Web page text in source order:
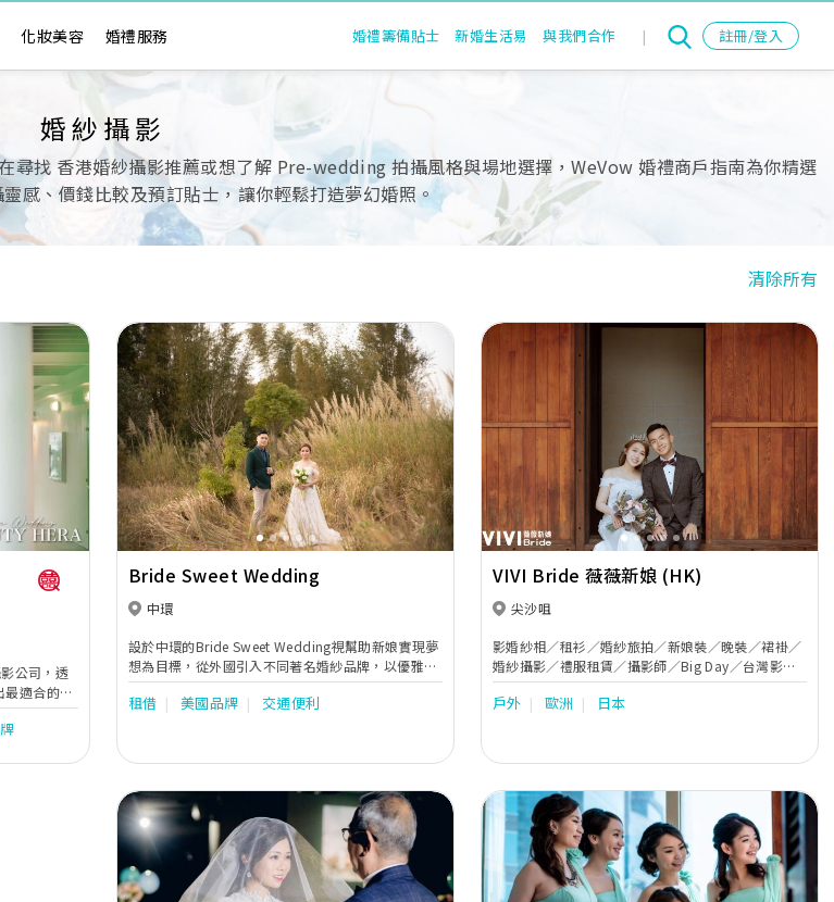
化妝美容 婚禮服務 婚禮籌備貼士 新婚生活易 與我們合作 | 註冊/登入
婚紗攝影
尋找 香港婚紗攝影推薦或想了解 Pre-wedding 拍攝風格與場地選擇，WeVow 婚禮商戶指南為你精選
感、價錢比較及預訂貼士，讓你輕鬆打造夢幻婚照。
清除所有
Next
公司，透
適合的拍
性。同時亦
的希臘女
Previous Next
Bride Sweet Wedding
中環
設於中環的Bride Sweet Wedding視幫助新娘實現夢
想為目標，從外國引入不同著名婚紗品牌，以優雅且
具時尚觸覺的設計，讓新娘挑選到夢寐以求和最合適
的嫁衣。未來Bride Sweet Wedding會繼續搜羅更多
租借 美國品牌 交通便利
Previous Next
VIVI Bride 薇薇新娘 (HK)
尖沙咀
影婚紗相／租衫／婚紗旅拍／新娘裝／晚裝／裙褂／
婚紗攝影／禮服租賃／攝影師／Big Day／台灣影相
／日本影相／歐洲影相
戶外 歐洲 日本